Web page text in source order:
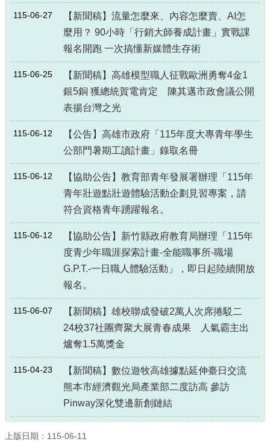
115-06-27
【新聞稿】流量怎麼來、內容怎麼賣、AI怎
麼用？ 90小時「行銷大師養成計畫」實戰課
報名開跑 一次搞懂新媒體生存術
115-06-25
【新聞稿】高雄模型職人征戰歐洲勇奪4金1
銀5銅 獲總統賀電肯定 陳其邁市政會議公開
表揚台灣之光
115-06-12
【公告】高雄市政府「115年度大專青年學生
公部門暑期工讀計畫」錄取名冊
115-06-12
【協助公告】教育部青年發展署辦理「115年
青年壯遊點壯遊體驗活動企劃見習專案，請
符合資格青年踴躍報名。
115-06-12
【協助公告】新竹縣政府教育局辦理「115年
度青少年職涯探索計畫-全能職事所-職場
G.P.T.-一日職人體驗活動」，即日起陸續開放
報名。
115-06-07
【新聞稿】雄校聯成發破2萬人次席捲駁二
24校37社團齊聚大展青春成果 人氣霸主出
爐奪1.5萬獎金
115-04-23
【新聞稿】數位遊牧高雄據點延伸臺日交流
熊本市經濟觀光局產業部二度訪高 參訪
Pinway深化雙邊新創鏈結
上版日期：115-06-11